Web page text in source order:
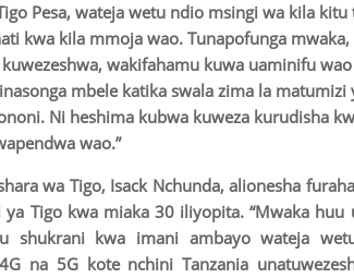
Pesa, wateja wetu ndio msingi wa kila
kwa kila mmoja wao. Tunapofunga
wakifahamu kuwa uaminifu
mbele katika swala zima la
Ni heshima kubwa kuweza kurudisha
wao.”
wa Tigo, Isack Nchunda, alionesha
ya Tigo kwa miaka 30 iliyopita. “Mwaka
shukrani kwa imani ambayo wateja
na 5G kote nchini Tanzania